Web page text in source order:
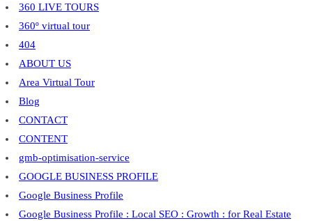
360 LIVE TOURS
360º virtual tour
404
ABOUT US
Area Virtual Tour
Blog
CONTACT
CONTENT
gmb-optimisation-service
GOOGLE BUSINESS PROFILE
Google Business Profile
Google Business Profile : Local SEO : Growth : for Real Estate